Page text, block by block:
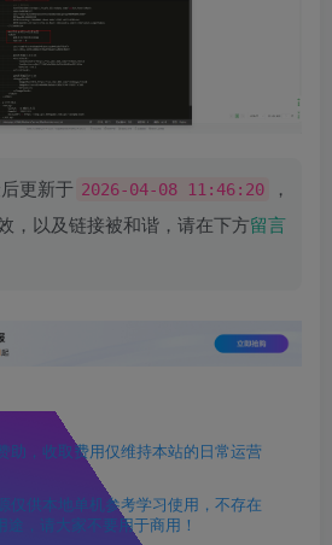
更新于 2026-04-08 11:46:20
，
，以及链接被和谐，请在下方留言
助，收取费用仅维持本站的日常运营
仅供本地单机参考学习使用，不存在
，请大家不要用于商用！